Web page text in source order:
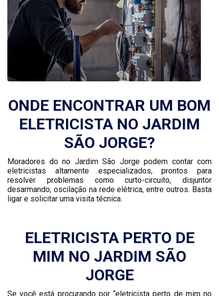
ONDE ENCONTRAR UM BOM
ELETRICISTA NO JARDIM
SÃO JORGE?
Moradores do no Jardim São Jorge podem contar com
eletricistas altamente especializados, prontos para
resolver problemas como curto-circuito, disjuntor
desarmando, oscilação na rede elétrica, entre outros. Basta
ligar e solicitar uma visita técnica.
ELETRICISTA PERTO DE
MIM NO JARDIM SÃO
JORGE
Se você está procurando por “eletricista perto de mim no